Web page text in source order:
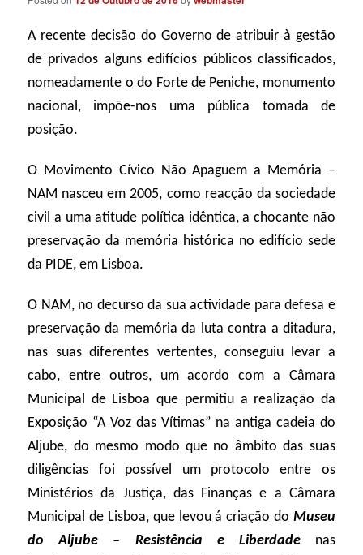
A recente decisão do Governo de atribuir à gestão
de privados alguns edifícios públicos classificados,
nomeadamente o do Forte de Peniche, monumento
nacional, impõe-nos uma pública tomada de
posição.
O Movimento Cívico Não Apaguem a Memória –
NAM nasceu em 2005, como reacção da sociedade
civil a uma atitude política idêntica, a chocante não
preservação da memória histórica no edifício sede
da PIDE, em Lisboa.
O NAM, no decurso da sua actividade para defesa e
preservação da memória da luta contra a ditadura,
nas suas diferentes vertentes, conseguiu levar a
cabo, entre outros, um acordo com a Câmara
Municipal de Lisboa que permitiu a realização da
Exposição “A Voz das Vítimas” na antiga cadeia do
Aljube, do mesmo modo que no âmbito das suas
diligências foi possível um protocolo entre os
Ministérios da Justiça, das Finanças e a Câmara
Municipal de Lisboa, que levou á criação do Museu
do Aljube – Resistência e Liberdade nas